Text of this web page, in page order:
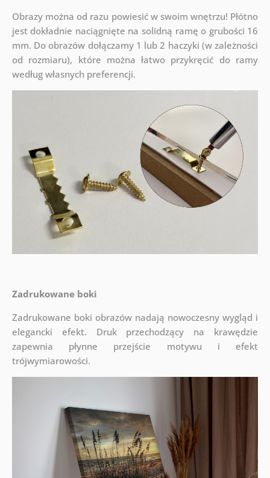
Obrazy można od razu powiesić w swoim wnętrzu! Płótno
jest dokładnie naciągnięte na solidną ramę o grubości 16
mm. Do obrazów dołączamy 1 lub 2 haczyki (w zależności
od rozmiaru), które można łatwo przykręcić do ramy
według własnych preferencji.
Zadrukowane boki
Zadrukowane boki obrazów nadają nowoczesny wygląd i
elegancki efekt. Druk przechodzący na krawędzie
zapewnia płynne przejście motywu i efekt
trójwymiarowości.